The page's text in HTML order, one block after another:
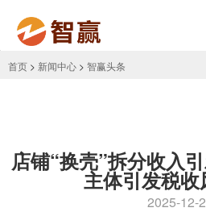
首页 > 新闻中心 > 智赢头条
店铺“换壳”拆分收入
主体引发税
2025-12-